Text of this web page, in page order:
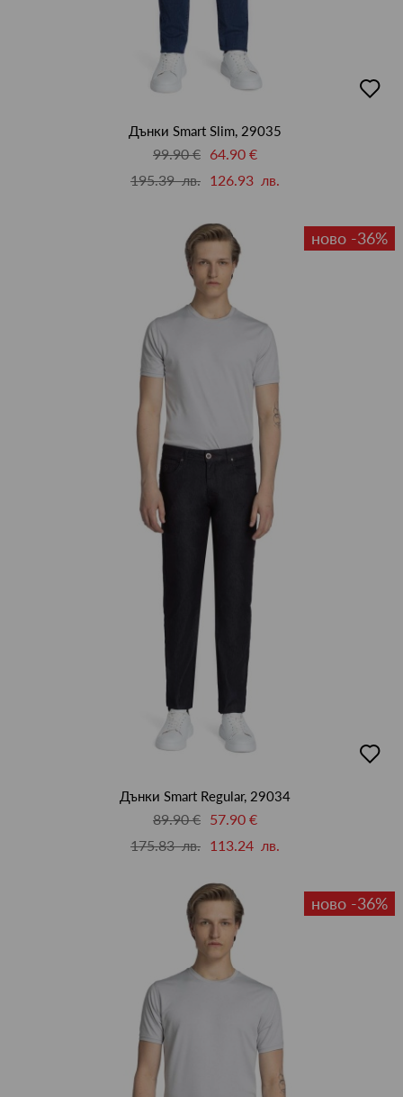
в
Дънки Smart Slim, 29035
99.90 € 64.90 €
195.39 лв. 126.93 лв.
ново -36%
в
Дънки Smart Regular, 29034
89.90 € 57.90 €
175.83 лв. 113.24 лв.
ново -36%